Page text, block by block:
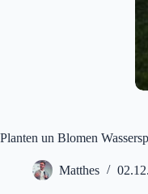
Planten un Blomen
Matthes